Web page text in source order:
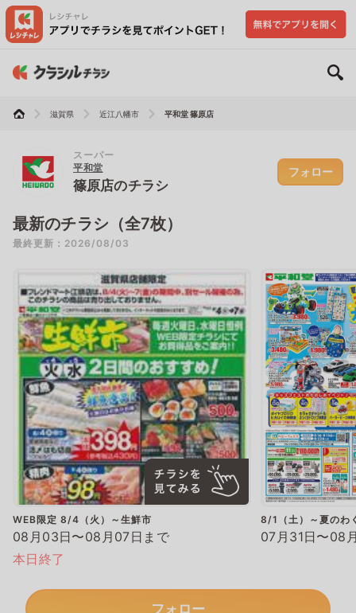
滋賀県 近江八幡市 平和堂 篠原店
スーパー
平和堂
篠原店のチラシ
フォロー
最新のチラシ（全7枚）
最終更新：2026/08/03
WEB限定 8/4（火）～生鮮市
08月03日〜08月07日まで
本日終了
8/1（土）～夏のわ
07月31日〜08
フォロー